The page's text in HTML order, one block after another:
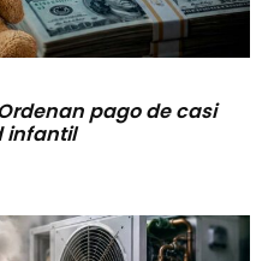
pago de casi
infantil